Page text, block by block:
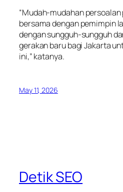
“Mudah-mudahan
bersama dengan pemimpin
dengan sungguh-sungguh
gerakan baru bagi Jakarta
ini,” katanya.
May 11, 2026
Detik SEO